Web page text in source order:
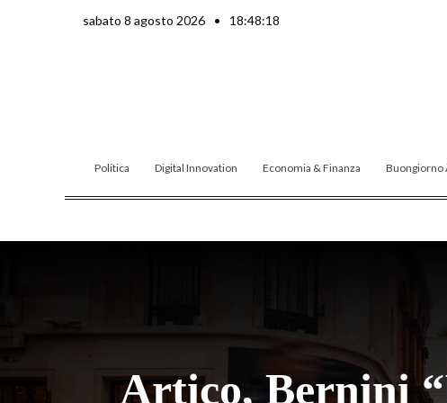
sabato 8 agosto 2026 • 18:48:19
Politica Digital Innovation Economia & Finanza Buongiorno
Artico, Bernini